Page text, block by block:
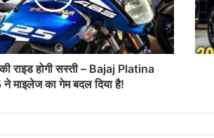
राइड होगी सस्ती – Bajaj Platina
माइलेज का गेम बदल दिया है!